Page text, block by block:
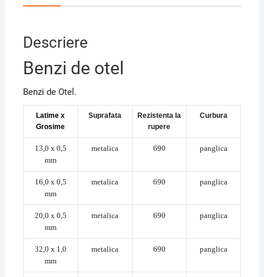
Descriere
Benzi de otel
Benzi de Otel.
Latime x
Grosime
Suprafata
Rezistenta la
rupere
Curbura
13,0 x 0,5
mm
metalica 690 panglica
16,0 x 0,5
mm
metalica 690 panglica
20,0 x 0,5
mm
metalica 690 panglica
32,0 x 1,0
mm
metalica 690 panglica